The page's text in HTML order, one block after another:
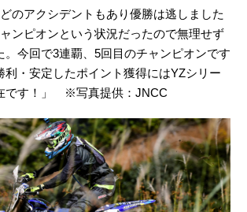
どのアクシデントもあり優勝は逃しました
ンピオンという状況だったので無理せず
。今回で3連覇、5回目のチャンピオンです
利・安定したポイント獲得にはYZシリー
です！」 ※写真提供：JNCC